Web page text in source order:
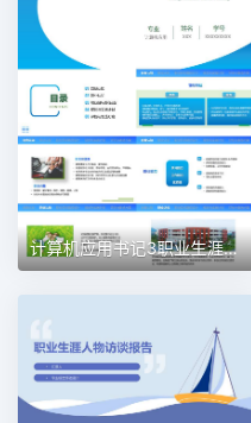
计算机应用书记3职业生涯规划PPT模板